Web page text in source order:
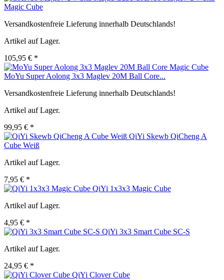
Magic Cube
Versandkostenfreie Lieferung innerhalb Deutschlands!
Artikel auf Lager.
105,95 € *
MoYu Super Aolong 3x3 Maglev 20M Ball Core...
Versandkostenfreie Lieferung innerhalb Deutschlands!
Artikel auf Lager.
99,95 € *
QiYi Skewb QiCheng A
Cube Weiß
Artikel auf Lager.
7,95 € *
QiYi 1x3x3 Magic Cube
Artikel auf Lager.
4,95 € *
QiYi 3x3 Smart Cube SC-S
Artikel auf Lager.
24,95 € *
QiYi Clover Cube